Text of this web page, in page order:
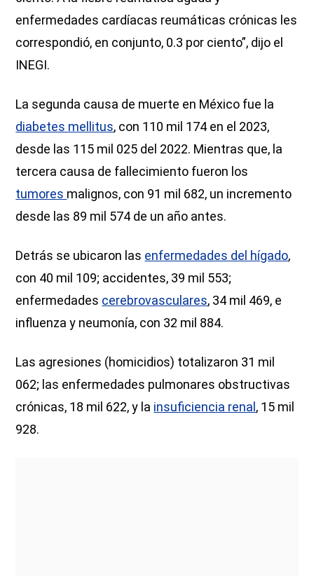
enfermedades cardíacas reumáticas crónicas les
correspondió, en conjunto, 0.3 por ciento”, dijo el
INEGI.
La segunda causa de muerte en México fue la
diabetes mellitus, con 110 mil 174 en el 2023,
desde las 115 mil 025 del 2022. Mientras que, la
tercera causa de fallecimiento fueron los
tumores malignos, con 91 mil 682, un incremento
desde las 89 mil 574 de un año antes.
Detrás se ubicaron las enfermedades del hígado,
con 40 mil 109; accidentes, 39 mil 553;
enfermedades cerebrovasculares, 34 mil 469, e
influenza y neumonía, con 32 mil 884.
Las agresiones (homicidios) totalizaron 31 mil
062; las enfermedades pulmonares obstructivas
crónicas, 18 mil 622, y la insuficiencia renal, 15 mil
928.